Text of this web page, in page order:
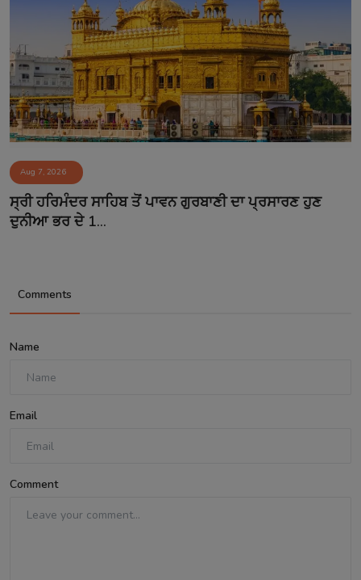
Aug 7, 2026
ਸ੍ਰੀ ਹਰਿਮੰਦਰ ਸਾਹਿਬ ਤੋਂ ਪਾਵਨ ਗੁਰਬਾਣੀ ਦਾ ਪ੍ਰਸਾਰਣ ਹੁਣ
ਦੁਨੀਆ ਭਰ ਦੇ 1...
Comments
Name
Email
Comment